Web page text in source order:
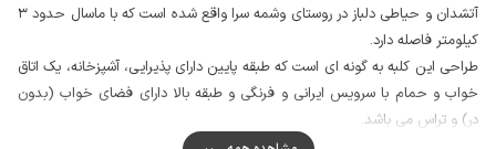
آتشدان و حیاطی دلباز در روستای وشمه سرا واقع شده است که با ماسال حدود 3
کیلومتر فاصله دارد.
طراحی این کلبه به گونه ای است که طبقه پایین دارای پذیرایی، آشپزخانه، یک اتاق
خواب و حمام با سرویس ایرانی و فرنگی و طبقه بالا دارای فضای خواب (بدون
در) و تراس می باشد.